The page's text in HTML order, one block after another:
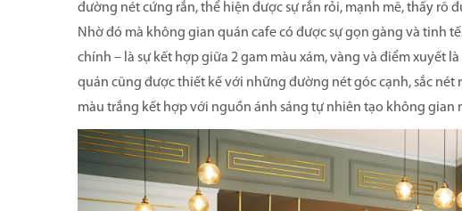
đường nét cứng rắn, thể hiện được sự rắn rỏi, mạnh mẽ, thấy rõ
Nhờ đó mà không gian quán cafe có được sự gọn gàng và tinh
chính – là sự kết hợp giữa 2 gam màu xám, vàng và điểm xuyết
quán cũng được thiết kế với những đường nét góc cạnh, sắc nét
màu trắng kết hợp với nguồn ánh sáng tự nhiên tạo không gian